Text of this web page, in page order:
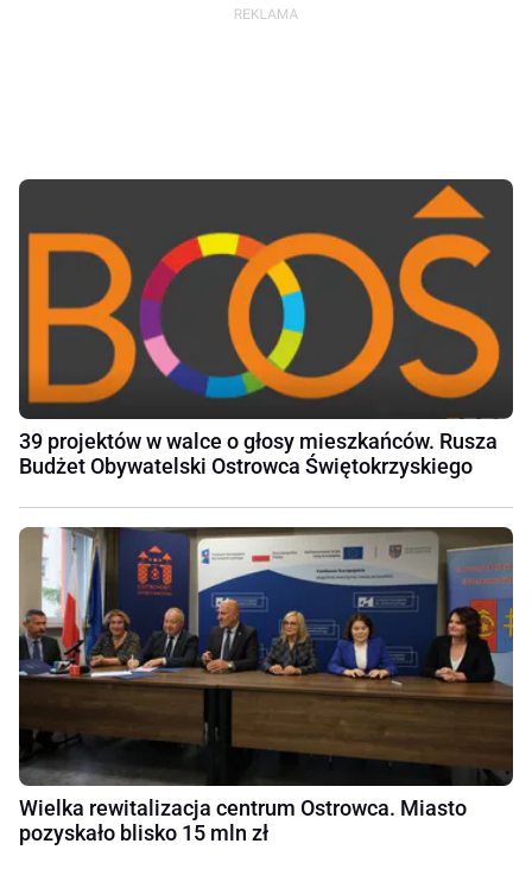
39 projektów w walce o głosy mieszkańców. Rusza
Budżet Obywatelski Ostrowca Świętokrzyskiego
Wielka rewitalizacja centrum Ostrowca. Miasto
pozyskało blisko 15 mln zł